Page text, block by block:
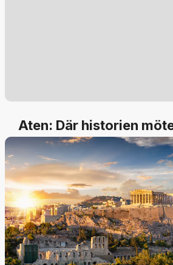
Aten: Där historien